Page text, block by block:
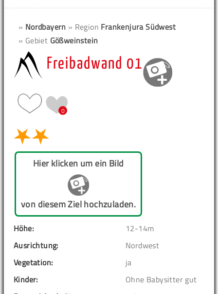
» Nordbayern » Region Frankenjura Südwest
» Gebiet Gößweinstein
Freibadwand 01
0
Hier klicken um ein Bild
von diesem Ziel hochzuladen.
Höhe:
12-14m
Ausrichtung:
Nordwest
Vegetation:
ja
Kinder:
Ohne Babysitter gut